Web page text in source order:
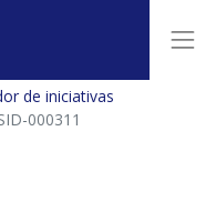
de iniciativas
000311